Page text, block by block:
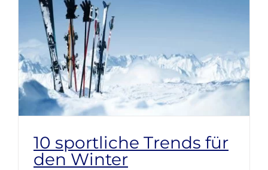
10 sportliche Trends für
den Winter